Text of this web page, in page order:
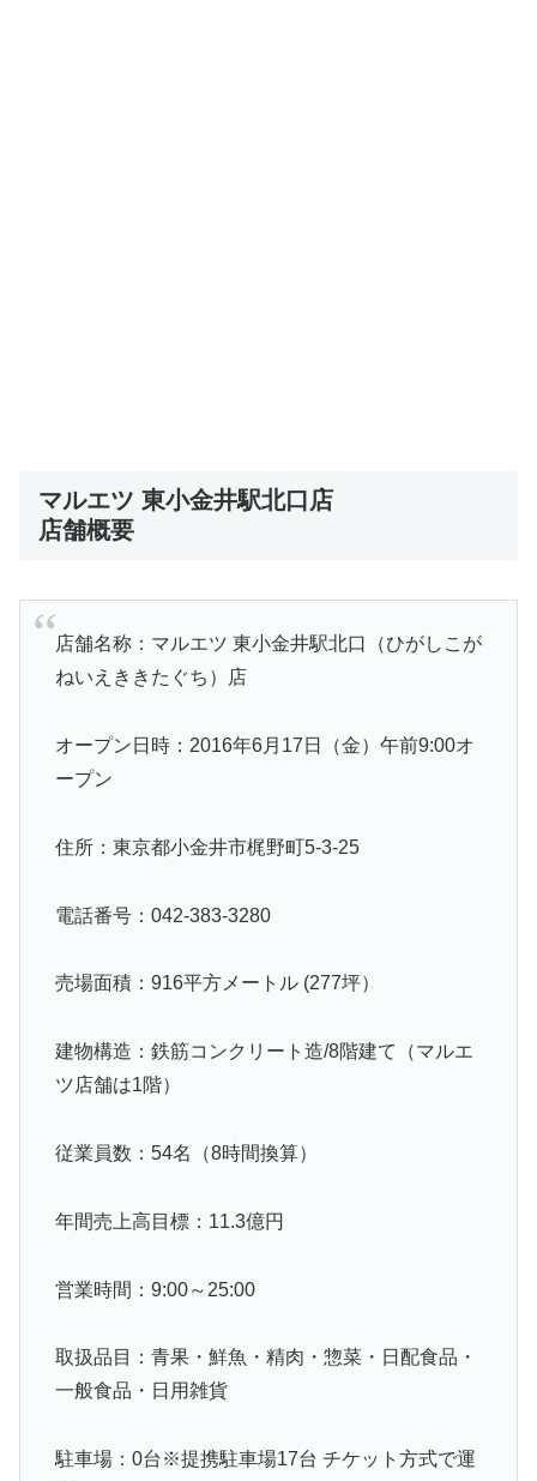
マルエツ 東小金井駅北口店
店舗概要
店舗名称：マルエツ 東小金井駅北口（ひがしこが
ねいえききたぐち）店
オープン日時：2016年6月17日（金）午前9:00オ
ープン
住所：東京都小金井市梶野町5-3-25
電話番号：042-383-3280
売場面積：916平方メートル (277坪）
建物構造：鉄筋コンクリート造/8階建て（マルエ
ツ店舗は1階）
従業員数：54名（8時間換算）
年間売上高目標：11.3億円
営業時間：9:00～25:00
取扱品目：青果・鮮魚・精肉・惣菜・日配食品・
一般食品・日用雑貨
駐車場：0台※提携駐車場17台 チケット方式で運